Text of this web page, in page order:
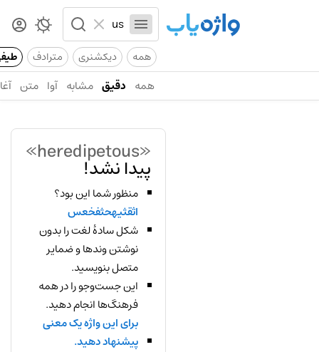
همه دیکشنری مترادف
همه دقیق مشابه آوا متن
«heredipetous»
پیدا نشد!
منظور شما این بود؟
اثقثیهحثفخعس
شکل سادهٔ لغت را بدون
نوشتن وندها و ضمایر
متصل بنویسید.
این جست‌وجو را در همه
فرهنگ‌ها انجام دهید.
برای این واژه یک معنی
پیشنهاد دهید.